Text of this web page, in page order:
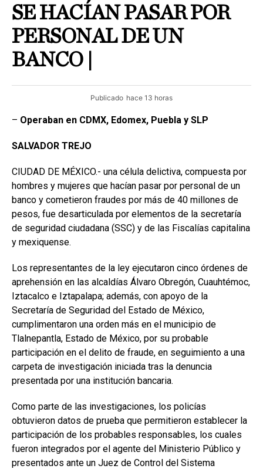
SE HACÍAN PASAR POR
PERSONAL DE UN
BANCO |
Publicado hace 13 horas
– Operaban en CDMX, Edomex, Puebla y SLP
SALVADOR TREJO
CIUDAD DE MÉXICO.- una célula delictiva, compuesta por
hombres y mujeres que hacían pasar por personal de un
banco y cometieron fraudes por más de 40 millones de
pesos, fue desarticulada por elementos de la secretaría
de seguridad ciudadana (SSC) y de las Fiscalías capitalina
y mexiquense.
Los representantes de la ley ejecutaron cinco órdenes de
aprehensión en las alcaldías Álvaro Obregón, Cuauhtémoc,
Iztacalco e Iztapalapa; además, con apoyo de la
Secretaría de Seguridad del Estado de México,
cumplimentaron una orden más en el municipio de
Tlalnepantla, Estado de México, por su probable
participación en el delito de fraude, en seguimiento a una
carpeta de investigación iniciada tras la denuncia
presentada por una institución bancaria.
Como parte de las investigaciones, los policías
obtuvieron datos de prueba que permitieron establecer la
participación de los probables responsables, los cuales
fueron integrados por el agente del Ministerio Público y
presentados ante un Juez de Control del Sistema